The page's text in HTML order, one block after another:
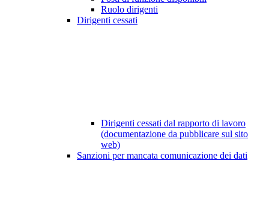
Ruolo dirigenti
Dirigenti cessati
Dirigenti cessati dal rapporto di lavoro
(documentazione da pubblicare sul sito
web)
Sanzioni per mancata comunicazione dei dati